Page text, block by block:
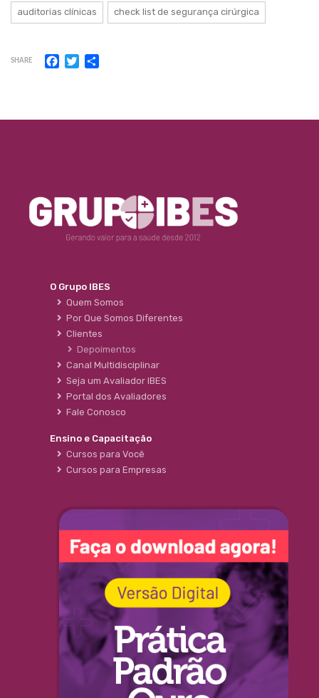
auditorias clínicas check list de segurança cirúrgica
SHARE Facebook
Twitter
O Grupo IBES
Quem Somos
Por Que Somos Diferentes
Clientes
Depoimentos
Canal Multidisciplinar
Seja um Avaliador IBES
Portal dos Avaliadores
Fale Conosco
Ensino e Capacitação
Cursos para Você
Cursos para Empresas